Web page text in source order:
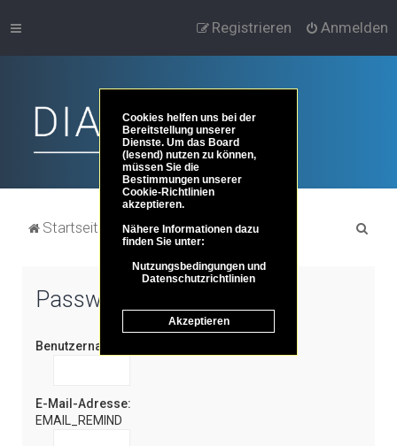
Anmelden
Registrieren
Startseite Portal Foren-Übersicht
Passwort senden
Benutzername:
E-Mail-Adresse:
EMAIL_REMIND
Cookies helfen uns bei der
Bereitstellung unserer
Dienste. Um das Board
(lesend) nutzen zu können,
müssen Sie die
Bestimmungen unserer
Cookie-Richtlinien
akzeptieren.
Nähere Informationen dazu
finden Sie unter:
Nutzungsbedingungen und
Datenschutzrichtlinien
Akzeptieren